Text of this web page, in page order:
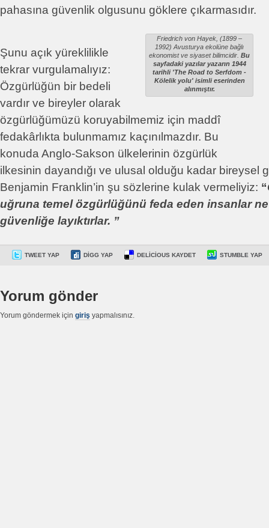
pahasına güvenlik olgusunu göklere çıkarmasıdır.
Friedrich von Hayek, (1899 –
1992) Avusturya ekolüne bağlı
ekonomist ve siyaset bilimcidir. Bu
sayfadaki yazılar yazarın 1944
tarihli 'The Road to Serfdom -
Kölelik yolu' isimli eserinden
alınmıştır.
Şunu açık yüreklilikle
tekrar vurgulamalıyız:
Özgürlüğün bir bedeli
vardır ve bireyler olarak
özgürlüğümüzü koruyabilmemiz için maddî
fedakârlıkta bulunmamız kaçınılmazdır. Bu
konuda Anglo-Sakson ülkelerinin özgürlük
ilkesinin dayandığı ve ulusal olduğu kadar bireysel
Benjamin Franklin’in şu sözlerine kulak vermeliyiz: “
uğruna temel özgürlüğünü feda eden insanlar
güvenliğe layıktırlar. ”
TWEET YAP DIGG YAP DELICIOUS KAYDET STUMBLE YAP
Yorum gönder
Yorum göndermek için giriş yapmalısınız.